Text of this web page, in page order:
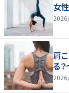
女
肩
る